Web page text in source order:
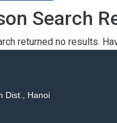
Search
returned no results.
Dist., Hanoi